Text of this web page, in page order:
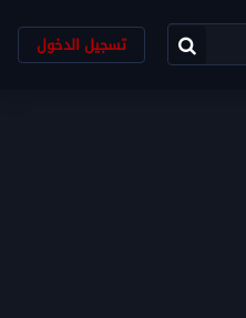
تسجيل الدخول